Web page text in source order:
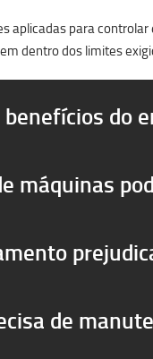
aplicadas para
dentro dos limites
benefícios do
máquinas
de